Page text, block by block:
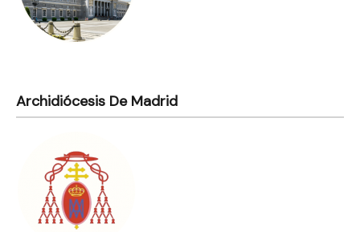
Archidiócesis De Madrid